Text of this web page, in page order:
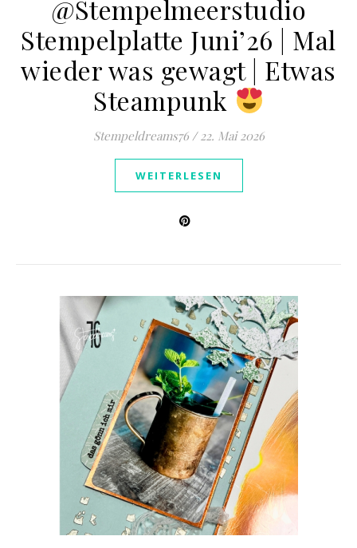
@Stempelmeerstudio
Stempelplatte Juni’26 | Mal
wieder was gewagt | Etwas
Steampunk
Stempeldreams76 / 22. Mai 2026
WEITERLESEN